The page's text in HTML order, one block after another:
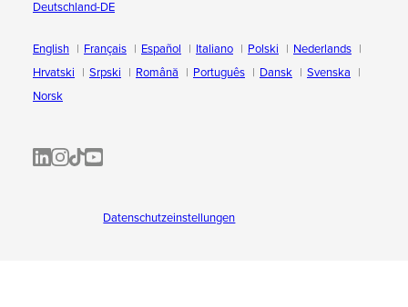
Deutschland-DE
English Français Español Italiano Polski
Nederlands
Hrvatski
Srpski Română Português Dansk
Svenska
Norsk
ALL-INKL.COM | LinkedIn
ALL-INKL.COM • Instagram photos and videos
ALL-INKL.COM | TikTok
ALLINKL.COM - YouTube
Datenschutzeinstellungen